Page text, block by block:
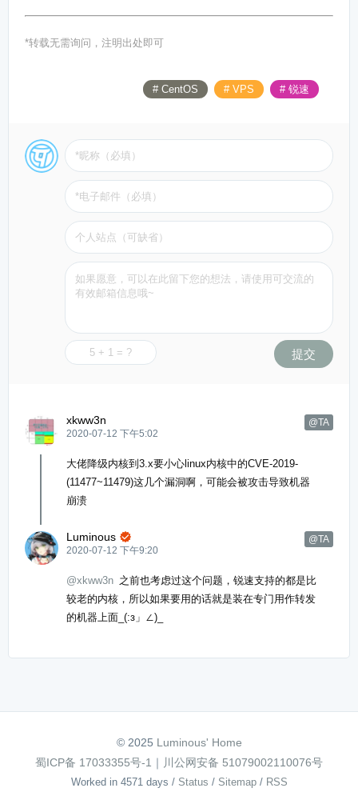
*转载无需询问，注明出处即可
# CentOS # VPS # 锐速
提交
xkww3n
@TA
2020-07-12 下午5:02
大佬降级内核到3.x要小心linux内核中的CVE-2019-
(11477~11479)这几个漏洞啊，可能会被攻击导致机器
崩溃
Luminous @TA

2020-07-12 下午9:20
@xkww3n 之前也考虑过这个问题，锐速支持的都是比
较老的内核，所以如果要用的话就是装在专门用作转发
的机器上面_(:з」∠)_
© 2025 Luminous' Home
蜀ICP备 17033355号-1 ｜ 川公网安备 51079002110076号
Worked in 4571 days / Status / Sitemap / RSS